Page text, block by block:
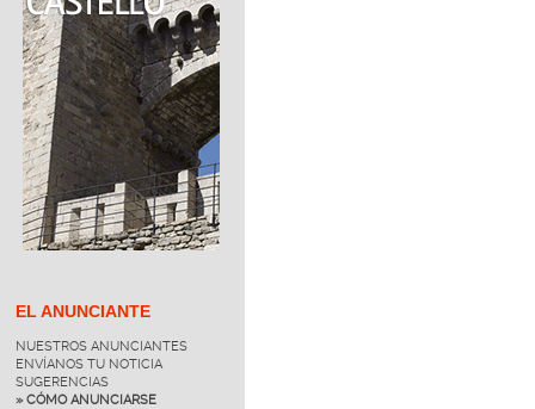
EL ANUNCIANTE
NUESTROS ANUNCIANTES
ENVÍANOS TU NOTICIA
SUGERENCIAS
» CÓMO ANUNCIARSE